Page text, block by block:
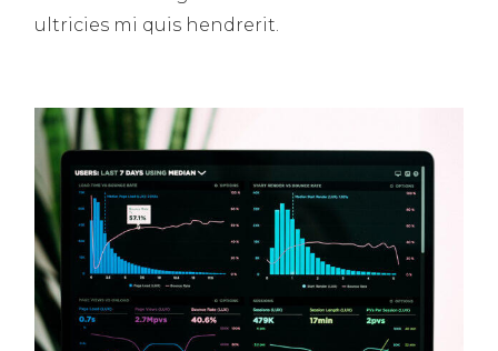
ultricies mi quis hendrerit.